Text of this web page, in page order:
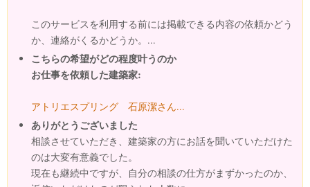
このサービスを利用する前には掲載できる内容の依頼かどう
か、連絡がくるかどうか。...
こちらの希望がどの程度叶うのか
お仕事を依頼した建築家:
アトリエスプリング 石原潔さん...
ありがとうございました
相談させていただき、建築家の方にお話を聞いていただけた
のは大変有意義でした。
現在も継続中ですが、自分の相談の仕方がまずかったのか、